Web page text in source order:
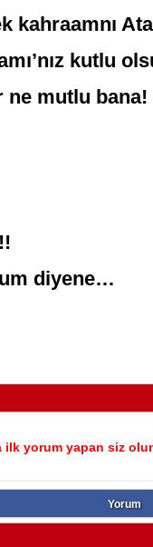
kahraamnı
kutlu
ne mutlu bana!
diyene…
ilk yorum yapan siz
Yorum